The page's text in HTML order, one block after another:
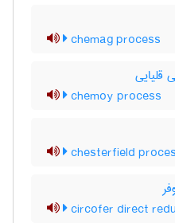
chemag process
قلیایی
chemoy process
chesterfield
circofer direct